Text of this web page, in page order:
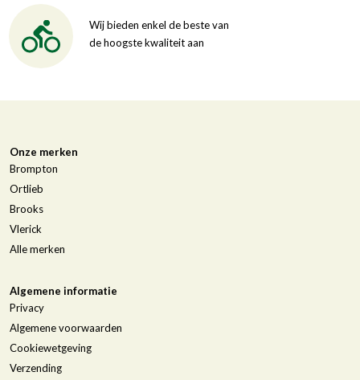
Wij bieden enkel de beste van
de hoogste kwaliteit aan
Onze merken
Brompton
Ortlieb
Brooks
Vlerick
Alle merken
Algemene informatie
Privacy
Algemene voorwaarden
Cookiewetgeving
Verzending